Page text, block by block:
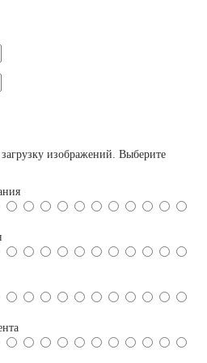
изображений. Выберите